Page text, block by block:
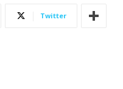
Twitter